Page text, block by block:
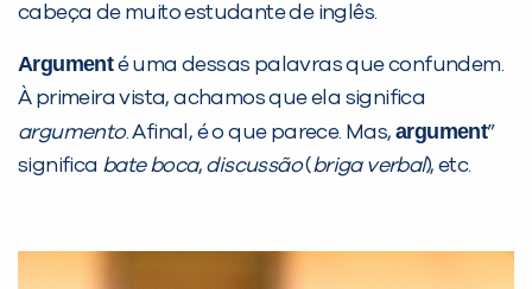
cabeça de muito estudante de inglês.
Argumenté uma dessas palavras que confundem.
À primeira vista, achamos que ela significa
argumento. Afinal, é o que parece. Mas,argument”
significa bate boca, discussão(briga verbal), etc.
Desculpe!
inFlux nesta cidade ou bairro que
você digitou.